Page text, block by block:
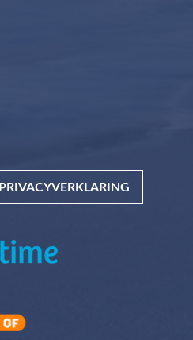
PRIVACYVERKLARING